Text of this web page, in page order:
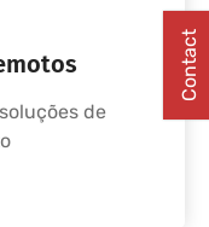
de
Contact